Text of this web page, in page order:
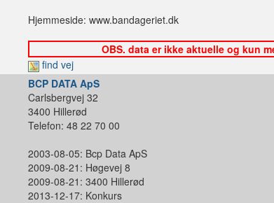
Hjemmeside: www.bandageriet.dk
OBS. data er ikke aktuelle og kun
find vej
BCP DATA ApS
Carlsbergvej 32
3400 Hillerød
Telefon: 48 22 70 00
2003-08-05: Bcp Data ApS
2009-08-21: Høgevej 8
2009-08-21: 3400 Hillerød
2013-12-17: Konkurs